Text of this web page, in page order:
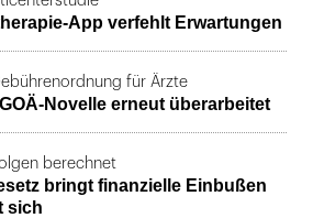
App verfehlt Erwartungen
für Ärzte
Novelle erneut überarbeitet
berechnet
bringt finanzielle Einbußen
sich